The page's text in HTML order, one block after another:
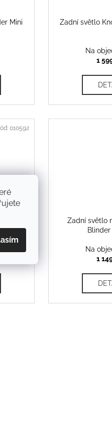
Mini Zadní světlo
Na
1
na
010592
Zadní světlo
Na
1